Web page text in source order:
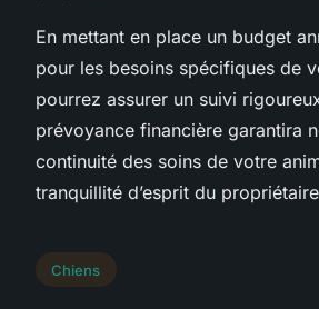
En mettant en place un budget
pour les besoins spécifiques de
pourrez assurer un suivi
prévoyance financière garantira
continuité des soins de votre
tranquillité d’esprit du
Chiens